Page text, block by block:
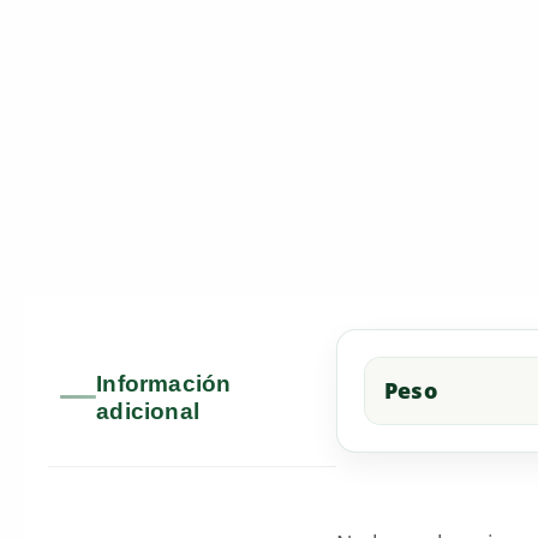
Información
adicional
Peso